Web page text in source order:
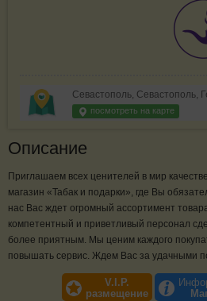
Севастополь, Севастополь,
посмотреть на карте
Описание
Приглашаем всех ценителей в мир
магазин «Табак и подарки», где Вы
нас Вас ждет огромный ассортимент
компетентный и приветливый персонал
более приятным. Мы ценим каждого
повышать сервис. Ждем Вас за удачными
V.I.P.
размещение